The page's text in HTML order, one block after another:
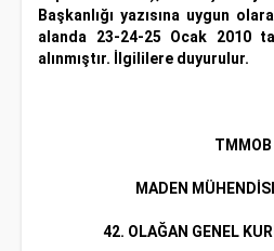
Başkanlığı yazısına uygun
alanda 23-24-25 Ocak 2010
alınmıştır. İlgililere duyurulur.
TMMOB
MADEN
42. OLAĞAN GENEL